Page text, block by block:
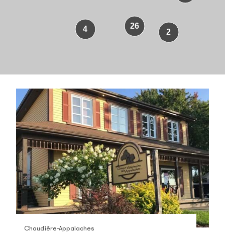
26
4 2
Chaudière-Appalaches